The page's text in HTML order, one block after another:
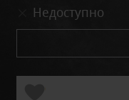
Недоступно